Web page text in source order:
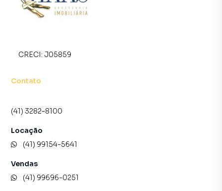
CRECI: J05859
Contato
(41) 3282-8100
Locação
(41) 99154-5641
Vendas
(41) 99696-0251